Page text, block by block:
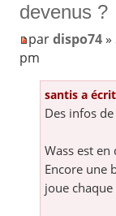
devenus ?
pardispo74»
pm
santis a
Des infos
Wass est en
Encore une
joue